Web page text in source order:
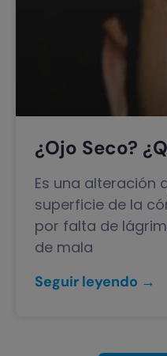
¿Ojo Seco?
Es una alteración
superficie de la
por falta de
de mala
Seguir leyendo →